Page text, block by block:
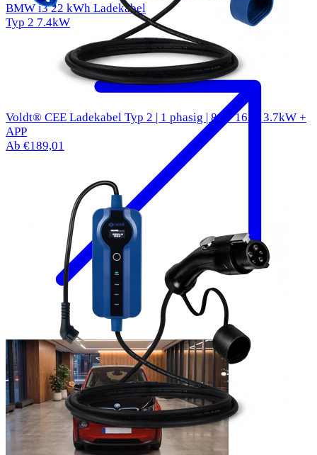
BMW i3 22 kWh Ladekabel
Typ 2 7.4kW
Voldt® CEE Ladekabel Typ 2 | 1 phasig | 8A - 16A | 3.7kW +
APP
Ab €189,01